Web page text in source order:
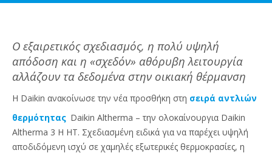
Ο εξαιρετικός σχεδιασμός, η πολύ υψηλή
απόδοση και η «σχεδόν» αθόρυβη λειτουργία
αλλάζουν τα δεδομένα στην οικιακή θέρμανση
Η Daikin ανακοίνωσε την νέα προσθήκη στη σειρά αντλιών
θερμότητας Daikin Altherma – την ολοκαίνουργια Daikin
Altherma 3 H HT. Σχεδιασμένη ειδικά για να παρέχει υψηλή
αποδιδόμενη ισχύ σε χαμηλές εξωτερικές θερμοκρασίες, η